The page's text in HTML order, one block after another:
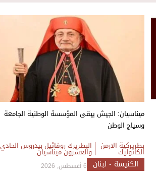
ميناسيان: الجيش يبقى المؤسسة الوطنية الجامعة
وسياج الوطن
بطريركية الارمن
الكاثوليك
البطريرك روفائيل بيدروس الحادي
والعشرون ميناسيان
الكنيسة - لبنان 6 أغسطس, 2026